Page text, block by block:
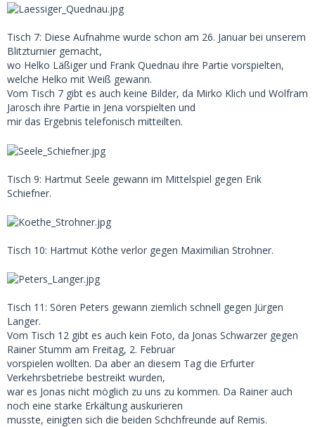
Tisch 7: Diese Aufnahme wurde schon am 26. Januar bei unserem
Blitzturnier gemacht,
wo Helko Läßiger und Frank Quednau ihre Partie vorspielten,
welche Helko mit Weiß gewann.
Vom Tisch 7 gibt es auch keine Bilder, da Mirko Klich und Wolfram
Jarosch ihre Partie in Jena vorspielten und
mir das Ergebnis telefonisch mitteilten.
Tisch 9: Hartmut Seele gewann im Mittelspiel gegen Erik
Schiefner.
Tisch 10: Hartmut Köthe verlor gegen Maximilian Strohner.
Tisch 11: Sören Peters gewann ziemlich schnell gegen Jürgen
Langer.
Vom Tisch 12 gibt es auch kein Foto, da Jonas Schwarzer gegen
Rainer Stumm am Freitag, 2. Februar
vorspielen wollten. Da aber an diesem Tag die Erfurter
Verkehrsbetriebe bestreikt wurden,
war es Jonas nicht möglich zu uns zu kommen. Da Rainer auch
noch eine starke Erkältung auskurieren
musste, einigten sich die beiden Schchfreunde auf Remis.